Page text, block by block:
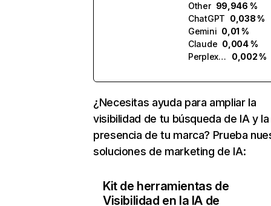
Other 99,946 %
ChatGPT 0,038 %
Gemini 0,01 %
Claude 0,004 %
Perplexity
0,002 %
¿Necesitas ayuda para ampliar la
visibilidad de tu búsqueda de IA y la
presencia de tu marca? Prueba
soluciones de marketing de IA:
Kit de herramientas de
Visibilidad en la IA de